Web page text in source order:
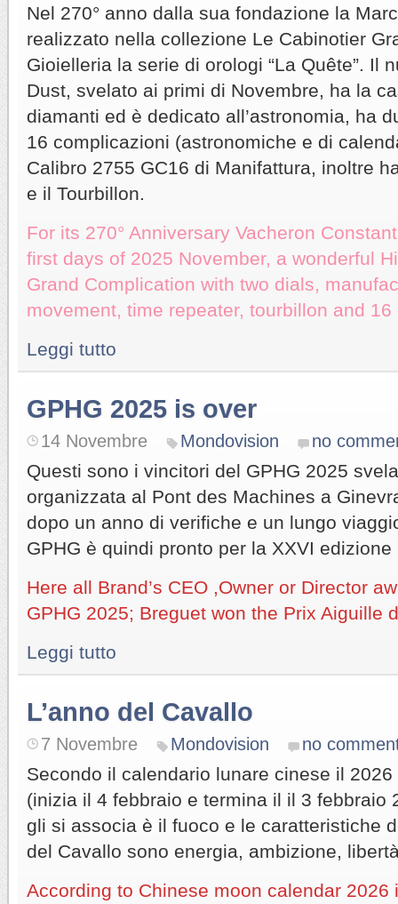
Nel 270° anno dalla sua fondazione la
realizzato nella collezione Le Cabinotier
Gioielleria la serie di orologi “La Quête”. Il
Dust, svelato ai primi di Novembre, ha la
diamanti ed è dedicato all’astronomia, ha
16 complicazioni (astronomiche e di
Calibro 2755 GC16 di Manifattura, inoltre
e il Tourbillon.
For its 270° Anniversary Vacheron
first days of 2025 November, a wonderful
Grand Complication with two dials,
movement, time repeater, tourbillon and
Leggi tutto
GPHG 2025 is over
14 Novembre Mondovision no
Questi sono i vincitori del GPHG 2025
organizzata al Pont des Machines a
dopo un anno di verifiche e un lungo
GPHG è quindi pronto per la XXVI edizione
Here all Brand’s CEO ,Owner or Director
GPHG 2025; Breguet won the Prix Aiguille
Leggi tutto
L’anno del Cavallo
7 Novembre Mondovision no
Secondo il calendario lunare cinese il 2026
(inizia il 4 febbraio e termina il il 3 febbraio
gli si associa è il fuoco e le caratteristiche
del Cavallo sono energia, ambizione,
According to Chinese moon calendar 2026